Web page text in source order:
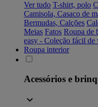
Ver tudo T-shirt, polo
Camisola, Casaco de
Bermudas, Calções
Meias Fatos Roupa de
easy - Coleção fácil de
Roupa interior
Acessórios e